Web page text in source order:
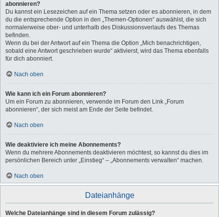
abonnieren?
Du kannst ein Lesezeichen auf ein Thema setzen oder es abonnieren, in dem
du die entsprechende Option in den „Themen-Optionen“ auswählst, die sich
normalerweise ober- und unterhalb des Diskussionsverlaufs des Themas
befinden.
Wenn du bei der Antwort auf ein Thema die Option „Mich benachrichtigen,
sobald eine Antwort geschrieben wurde“ aktivierst, wird das Thema ebenfalls
für dich abonniert.
Nach oben
Wie kann ich ein Forum abonnieren?
Um ein Forum zu abonnieren, verwende im Forum den Link „Forum
abonnieren“, der sich meist am Ende der Seite befindet.
Nach oben
Wie deaktiviere ich meine Abonnements?
Wenn du mehrere Abonnements deaktivieren möchtest, so kannst du dies im
persönlichen Bereich unter „Einstieg“ – „Abonnements verwalten“ machen.
Nach oben
Dateianhänge
Welche Dateianhänge sind in diesem Forum zulässig?